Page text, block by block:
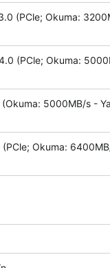
(PCle; Okuma:
(PCle; Okuma:
5000MB/s -
(PCle; Okuma: